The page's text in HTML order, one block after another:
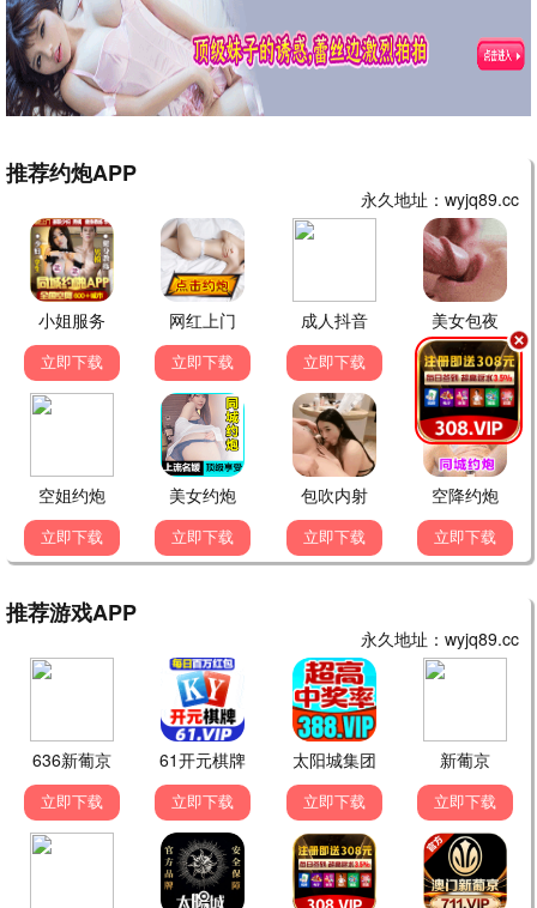
经典怀旧电视剧
西游记
神话
红楼梦
古装
历史 武侠